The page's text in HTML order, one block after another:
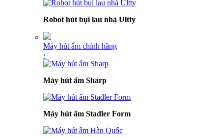
Robot hút bụi lau nhà Ultty
Máy hút ẩm chính hãng
›
Máy hút ẩm Sharp
Máy hút ẩm Stadler Form